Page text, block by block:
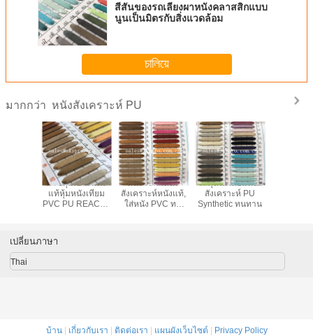
สีสันของรถเลียงผาหนังคลาสสิกแบบ
นูนเป็นมิตรกับสิ่งแวดล้อม
চালিয়ে
มากกว่า หนังสังเคราะห์ PU
พีวีซีหุ้มเบาะหนัง
แท้หุ้มหนังเทียม
PVC PU REACH /
หนังโซฟาหนัง
สังเคราะห์หนังแท้,
ใส่หนัง PVC ทน
วัสดุหนังเทียมหนัง
สังเคราะห์ PU
Synthetic ทนทาน
เปลี่ยนภาษา
Thai
บ้าน| เกี่ยวกับเรา | ติดต่อเรา | แผนผังเว็บไซต์ | Privacy Policy